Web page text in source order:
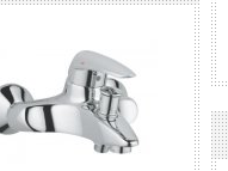
Hansgrohe Axor
Starck X 10726000
Baterie natryskowe
Cena: 2 676,00 zł